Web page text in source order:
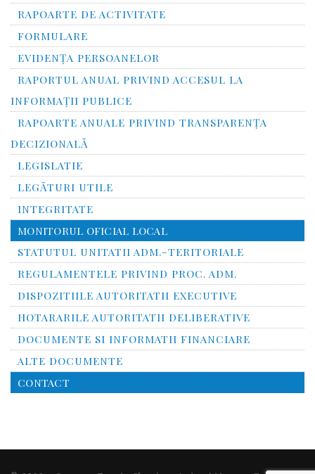
RAPOARTE DE ACTIVITATE
FORMULARE
EVIDENȚA PERSOANELOR
RAPORTUL ANUAL PRIVIND ACCESUL LA
INFORMAŢII PUBLICE
RAPOARTE ANUALE PRIVIND TRANSPARENŢA
DECIZIONALĂ
LEGISLATIE
LEGĂTURI UTILE
INTEGRITATE
MONITORUL OFICIAL LOCAL
STATUTUL UNITATII ADM.-TERITORIALE
REGULAMENTELE PRIVIND PROC. ADM.
DISPOZITIILE AUTORITATII EXECUTIVE
HOTARARILE AUTORITATII DELIBERATIVE
DOCUMENTE SI INFORMATII FINANCIARE
ALTE DOCUMENTE
CONTACT